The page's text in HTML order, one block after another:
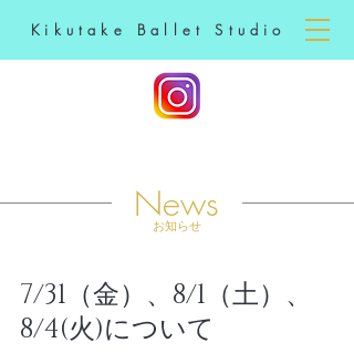
Kikutake Ballet Studio
News​
​お知らせ
7/31（金）、8/1（土）、
8/4(火)について